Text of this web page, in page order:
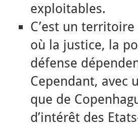
exploitables.
C’est un
où la justice, la
défense
Cependant, avec
que de
d’intérêt des